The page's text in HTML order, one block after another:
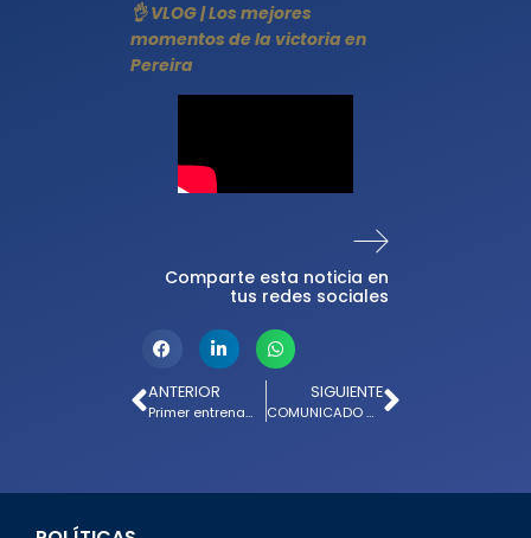
👌 VLOG | Los mejores
momentos de la victoria en
Pereira
Comparte esta noticia en
tus redes sociales
ANTERIOR
Primer entrenamiento de Millonarios en Santiago de Chile
SIGUIENTE
COMUNICADO OFICIAL INFORMACIÓN IMPORTANTE; PROCESO DE PRUEBAS PARA FÚTBOL BASE SON GRATUITAS